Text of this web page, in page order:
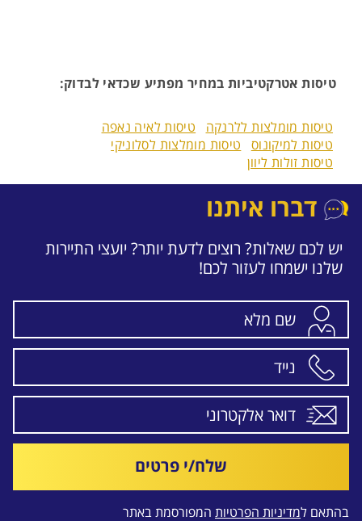
טיסות אטרקטיביות במחיר מפתיע שכדאי לבדוק:
טיסות מומלצות ללרנקה
טיסות לאיה נאפה
טיסות למיקונוס
טיסות מומלצות לסלוניקי
טיסות זולות ליוון
דברו איתנו
יש לכם שאלות? רוצים לדעת יותר? יועצי התיירות
שלנו ישמחו לעזור לכם!
שלח/י פרטים
בהתאם למדיניות הפרטיות המפורסמת באתר